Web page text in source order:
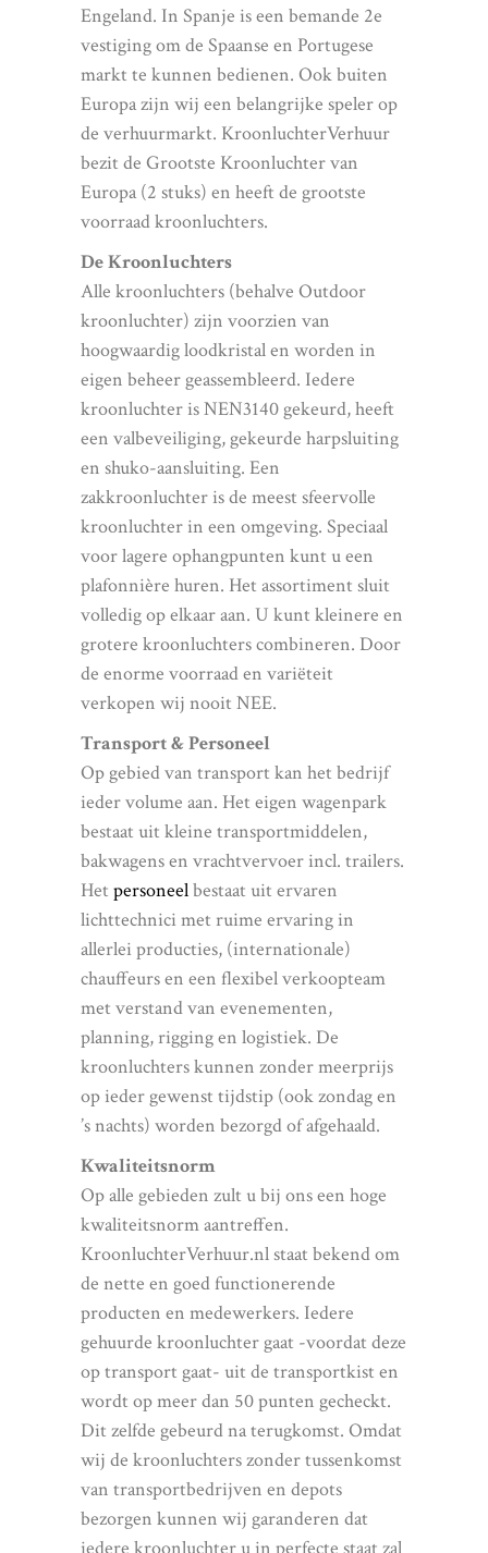
Engeland. In Spanje is een bemande 2e
vestiging om de Spaanse en Portugese
markt te kunnen bedienen. Ook buiten
Europa zijn wij een belangrijke speler op
de verhuurmarkt. KroonluchterVerhuur
bezit de Grootste Kroonluchter van
Europa (2 stuks) en heeft de grootste
voorraad kroonluchters.
De Kroonluchters
Alle kroonluchters (behalve Outdoor
kroonluchter) zijn voorzien van
hoogwaardig loodkristal en worden in
eigen beheer geassembleerd. Iedere
kroonluchter is NEN3140 gekeurd, heeft
een valbeveiliging, gekeurde harpsluiting
en shuko-aansluiting. Een
zakkroonluchter is de meest sfeervolle
kroonluchter in een omgeving. Speciaal
voor lagere ophangpunten kunt u een
plafonnière huren. Het assortiment sluit
volledig op elkaar aan. U kunt kleinere en
grotere kroonluchters combineren. Door
de enorme voorraad en variëteit
verkopen wij nooit NEE.
Transport & Personeel
Op gebied van transport kan het bedrijf
ieder volume aan. Het eigen wagenpark
bestaat uit kleine transportmiddelen,
bakwagens en vrachtvervoer incl. trailers.
Het personeelbestaat uit ervaren
lichttechnici met ruime ervaring in
allerlei producties, (internationale)
chauffeurs en een flexibel verkoopteam
met verstand van evenementen,
planning, rigging en logistiek. De
kroonluchters kunnen zonder meerprijs
op ieder gewenst tijdstip (ook zondag en
’s nachts) worden bezorgd of afgehaald.
Kwaliteitsnorm
Op alle gebieden zult u bij ons een hoge
kwaliteitsnorm aantreffen.
KroonluchterVerhuur.nl staat bekend om
de nette en goed functionerende
producten en medewerkers. Iedere
gehuurde kroonluchter gaat -voordat deze
op transport gaat- uit de transportkist en
wordt op meer dan 50 punten gecheckt.
Dit zelfde gebeurd na terugkomst. Omdat
wij de kroonluchters zonder tussenkomst
van transportbedrijven en depots
bezorgen kunnen wij garanderen dat